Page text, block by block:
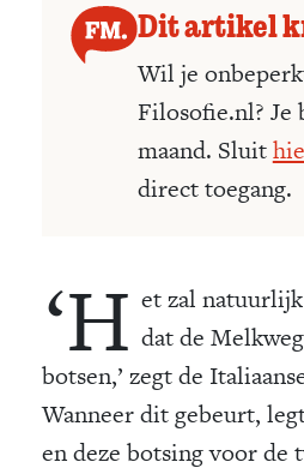
Dit artikel
Wil je
Filosofie.nl? Je
maand. Sluit
direct toegang.
‘H et zal
dat de
botsen,’ zegt de
Wanneer dit gebeurt,
en deze botsing voor de